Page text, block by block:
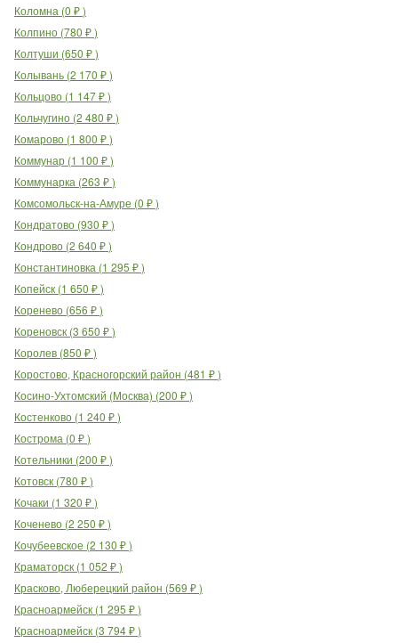
Коломна (0 ₽)
Колпино (780 ₽)
Колтуши (650 ₽)
Колывань (2 170 ₽)
Кольцово (1 147₽)
Кольчугино (2 480 ₽)
Комарово (1 800 ₽)
Коммунар (1 100 ₽)
Коммунарка (263 ₽)
Комсомольск-на-Амуре (0 ₽)
Кондратово (930 ₽)
Кондрово (2 640 ₽)
Константиновка (1 295 ₽)
Копейск (1 650 ₽)
Коренево (656 ₽)
Кореновск (3 650 ₽)
Королев (850 ₽)
Коростово, Красногорский район (481 ₽)
Косино-Ухтомский (Москва) (200 ₽)
Костенково (1 240 ₽)
Кострома (0 ₽)
Котельники (200 ₽)
Котовск (780 ₽)
Кочаки (1 320 ₽)
Коченево (2 250 ₽)
Кочубеевское (2 130 ₽)
Краматорск (1 052 ₽)
Красково, Люберецкий район (569 ₽)
Красноармейск (1 295 ₽)
Красноармейск (3 794₽)